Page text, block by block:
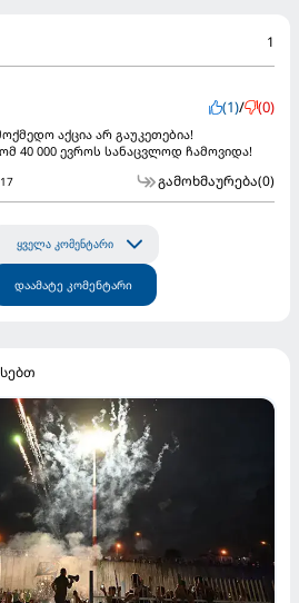
1
(1)/ (0)
აქცია არ გაუკეთებია!
40 000 ევროს სანაცვლოდ ჩამოვიდა!
გამოხმაურება(0)
ყველა კომენტარი
დაამატე კომენტარი